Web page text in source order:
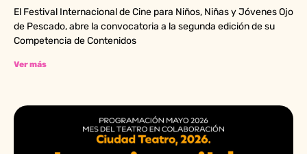
El Festival Internacional de Cine para Niños, Niñas y Jóvenes Ojo
de Pescado, abre la convocatoria a la segunda edición de su
Competencia de Contenidos
Ver más